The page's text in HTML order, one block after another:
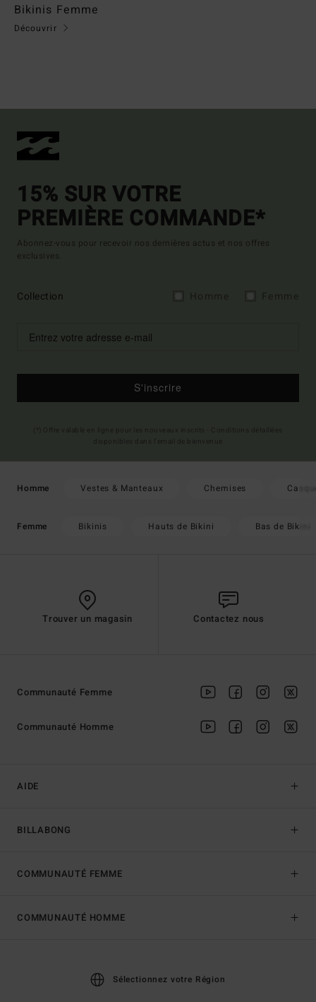
Bikinis Femme
Découvrir
15% SUR VOTRE
PREMIÈRE COMMANDE*
Abonnez-vous pour recevoir nos dernières actus et nos offres
exclusives.
Collection
S'inscrire
Homme Vestes & Manteaux Chemises
Femme Bikinis Hauts de Bikini Bas de Bikini
Trouver un magasin Contactez nous
AIDE
BILLABONG
Communauté Femme
Communauté Homme
COMMUNAUTÉ FEMME
COMMUNAUTÉ HOMME
Sélectionnez votre Région